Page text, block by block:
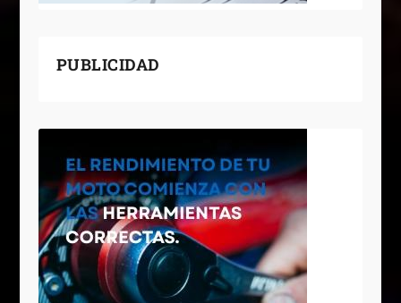
PUBLICIDAD